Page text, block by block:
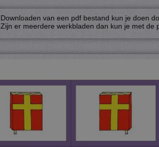
Downloaden van een pdf bestand kun je doen
Zijn er meerdere werkbladen dan kun je met de